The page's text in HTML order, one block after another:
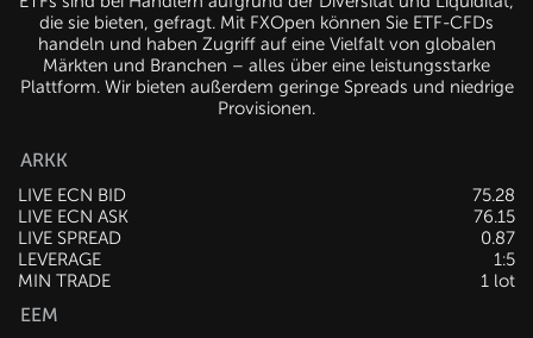
die sie bieten, gefragt. Mit FXOpen können Sie ETF-CFDs
handeln und haben Zugriff auf eine Vielfalt von globalen
Märkten und Branchen – alles über eine leistungsstarke
Plattform. Wir bieten außerdem geringe Spreads und niedrige
Provisionen.
ARKK
LIVE ECN BID
75.28
LIVE ECN ASK
76.15
LIVE SPREAD
0.87
LEVERAGE
1:5
MIN TRADE
1 lot
EEM